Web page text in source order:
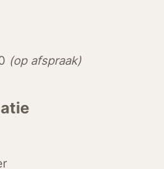
(op afspraak)